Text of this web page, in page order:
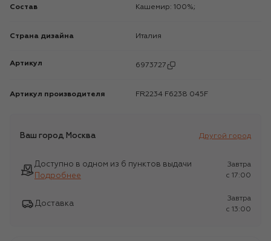
Состав Кашемир: 100%;
Страна дизайна Италия
Артикул 6973727
Артикул производителя FR2234 F6238 045F
Ваш город Москва Другой город
Доступно в одном из 6 пунктов выдачи
Подробнее
Завтра
c 17:00
Доставка
Завтра
c 13:00